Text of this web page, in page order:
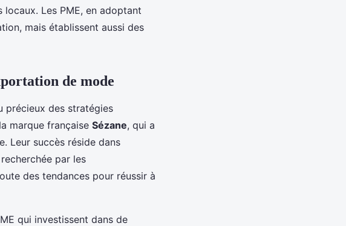
locaux. Les PME, en adoptant
mais établissent aussi des
de mode
précieux des stratégies
marque française Sézane, qui a
Leur succès réside dans
par les
des tendances pour réussir à
qui investissent dans de